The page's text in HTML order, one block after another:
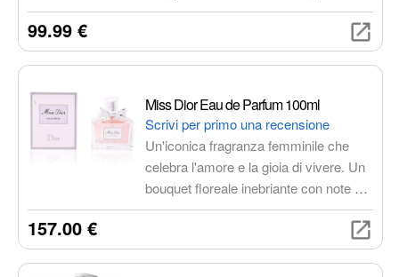
che evoca la freschezza e la libertà del
mare, perfetto per l'uomo moderno e
sicuro di sé. Le note di testa sono un
mandarino verde e neroli, che regalano
un'esplosione di freschezza e vitalità.
Le note di cuore sono un'armonia di
fiori e spezie, che donano al profumo
un carattere più intenso e sensuale. Le
note di fondo sono un'eleganza
legnosa e muschiata, che conferiscono
al profumo una persistenza e una
profondità uniche.
99.99 €
Miss Dior Eau de Parfum 100ml
Scrivi per primo una recensione
Un'iconica fragranza femminile che
celebra l'amore e la gioia di vivere. Un
bouquet floreale inebriante con note di
rosa di Grasse e gelsomino, avvolto da
un fondo caldo e sensuale di legno di
rosa e patchouli. Perfetto per la donna
157.00 €